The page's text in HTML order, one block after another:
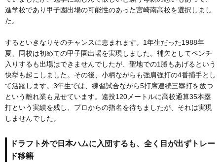
進学校であり甲子園出場の可能性のあった宮崎南高校を選択しまし
た。
するといきなりそのチャンスに恵まれます。1年生だった1988年
夏、同校は初めての甲子園出場を実現しました。補欠としてベンチ
入りするも出場はできませんでしたが、聖地での1勝もあげるという
快挙も起こしました。その後、小柄ながらも強肩強打の4番捕手とし
て活躍します。3年生では、練習試合ながら5打席連続三塁打を放つ
という離れ業も見せています。遠投120メートルに高校通算35本塁
打という実績を残し、プロからの指名を待ちましたが、それは実現
しませんでした。
ドラフト外で日本ハムに入団するも、全く目が出ずトレー
ド移籍